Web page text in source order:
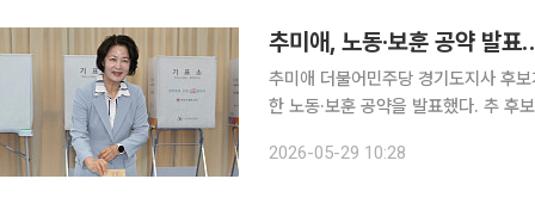
추미애, 노동·보훈 공약 발
추미애 더불어민주당 경기도지사 후
한 노동·보훈 공약을 발표했다. 추 후보는 이날 수원 추추캠프에서 열린 노동·보훈 공약 발표를 통해
2026-05-29 10:28